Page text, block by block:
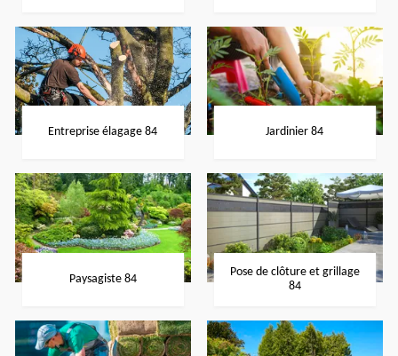
Entreprise élagage 84 Jardinier 84
Paysagiste 84
Pose de clôture et grillage
84